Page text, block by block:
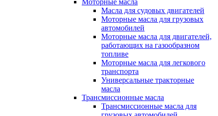
Моторные масла
Масла для судовых двигателей
Моторные масла для грузовых
автомобилей
Моторные масла для двигателей,
работающих на газообразном
топливе
Моторные масла для легкового
транспорта
Универсальные тракторные
масла
Трансмиссионные масла
Трансмиссионные масла для